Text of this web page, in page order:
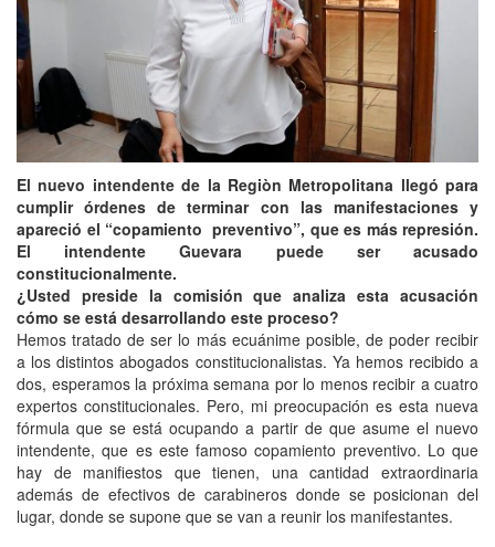
El nuevo intendente de la Regiòn Metropolitana llegó para
cumplir órdenes de terminar con las manifestaciones y
apareció el “copamiento preventivo”, que es más represión.
El intendente Guevara puede ser acusado
constitucionalmente.
¿Usted preside la comisión que analiza esta acusación
cómo se está desarrollando este proceso?
Hemos tratado de ser lo más ecuánime posible, de poder recibir
a los distintos abogados constitucionalistas. Ya hemos recibido a
dos, esperamos la próxima semana por lo menos recibir a cuatro
expertos constitucionales. Pero, mi preocupación es esta nueva
fórmula que se está ocupando a partir de que asume el nuevo
intendente, que es este famoso copamiento preventivo. Lo que
hay de manifiestos que tienen, una cantidad extraordinaria
además de efectivos de carabineros donde se posicionan del
lugar, donde se supone que se van a reunir los manifestantes.